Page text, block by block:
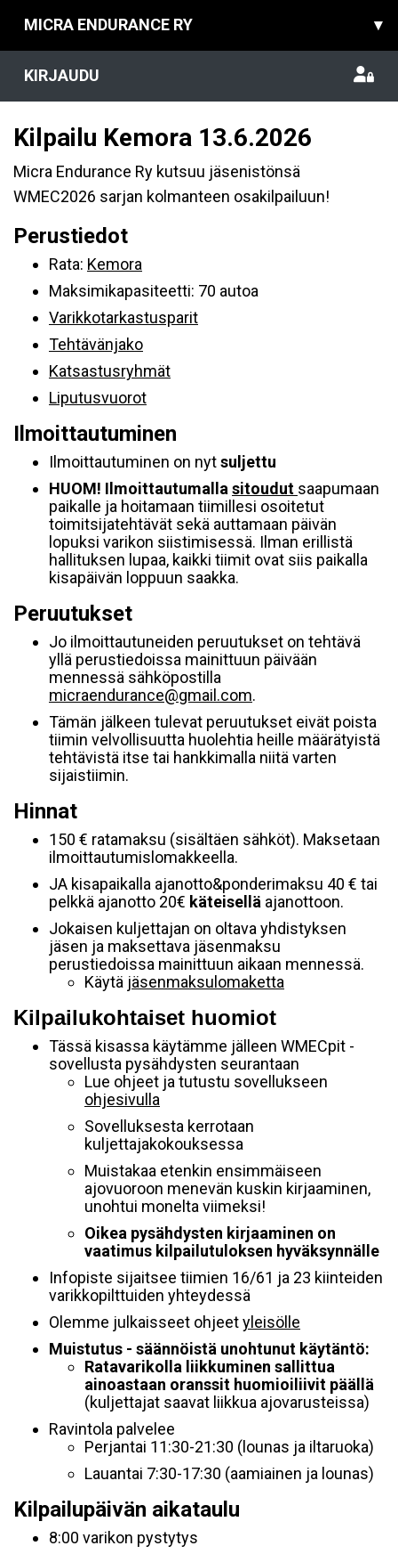
MICRA ENDURANCE RY ▾
KIRJAUDU
Kilpailu Kemora 13.6.2026
Micra Endurance Ry kutsuu jäsenistönsä
WMEC2026 sarjan kolmanteen osakilpailuun!
Perustiedot
Rata: Kemora
Maksimikapasiteetti: 70 autoa
Varikkotarkastusparit
Tehtävänjako
Katsastusryhmät
Liputusvuorot
Ilmoittautuminen
Ilmoittautuminen on nytsuljettu
HUOM! Ilmoittautumalla sitoudut saapumaan
paikalle ja hoitamaan tiimillesi osoitetut
toimitsijatehtävät sekä auttamaan päivän
lopuksi varikon siistimisessä. Ilman erillistä
hallituksen lupaa, kaikki tiimit ovat siis paikalla
kisapäivän loppuun saakka.
Peruutukset
Jo ilmoittautuneiden peruutukset on tehtävä
yllä perustiedoissa mainittuun päivään
mennessä sähköpostilla
micraendurance@gmail.com.
Tämän jälkeen tulevat peruutukset eivät poista
tiimin velvollisuutta huolehtia heille määrätyistä
tehtävistä itse tai hankkimalla niitä varten
sijaistiimin.
Hinnat
150 € ratamaksu (sisältäen sähköt). Maksetaan
ilmoittautumislomakkeella.
JA kisapaikalla ajanotto&ponderimaksu 40 € tai
pelkkä ajanotto 20€ käteisellä ajanottoon.
Jokaisen kuljettajan on oltava yhdistyksen
jäsen ja maksettava jäsenmaksu
perustiedoissa mainittuun aikaan mennessä.
Käytä jäsenmaksulomaketta
Kilpailukohtaiset huomiot
Tässä kisassa käytämme jälleen WMECpit -
sovellusta pysähdysten seurantaan
Lue ohjeet ja tutustu sovellukseen
ohjesivulla
Sovelluksesta kerrotaan
kuljettajakokouksessa
Muistakaa etenkin ensimmäiseen
ajovuoroon menevän kuskin kirjaaminen,
unohtui monelta viimeksi!
Oikea pysähdysten kirjaaminen on
vaatimus kilpailutuloksen hyväksynnälle
Infopiste sijaitsee tiimien 16/61 ja 23 kiinteiden
varikkopilttuiden yhteydessä
Olemme julkaisseet ohjeetyleisölle
Muistutus - säännöistä unohtunut käytäntö:
Ratavarikolla liikkuminen sallittua
ainoastaan oranssit huomioiliivit päällä
(kuljettajat saavat liikkua ajovarusteissa)
Ravintola palvelee
Perjantai 11:30-21:30 (lounas ja iltaruoka)
Lauantai 7:30-17:30 (aamiainen ja lounas)
Kilpailupäivän aikataulu
8:00 varikon pystytys